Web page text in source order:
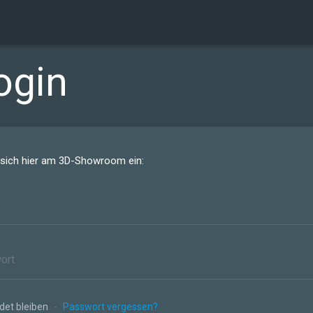
hier am 3D-Showroom ein:
bleiben - Passwort vergessen?